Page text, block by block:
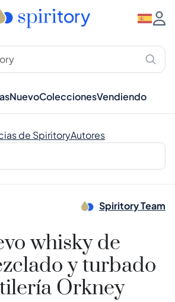
NuevoColeccionesVendiendo
de SpiritoryAutores
Spiritory Team
whisky de
y turbado
Orkney